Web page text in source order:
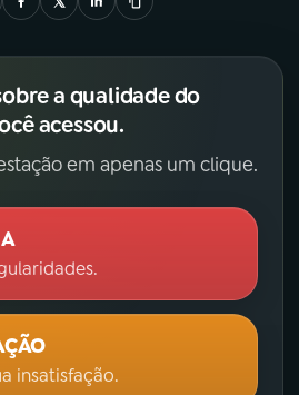
a qualidade do
acessou.
em apenas um clique.
insatisfação.